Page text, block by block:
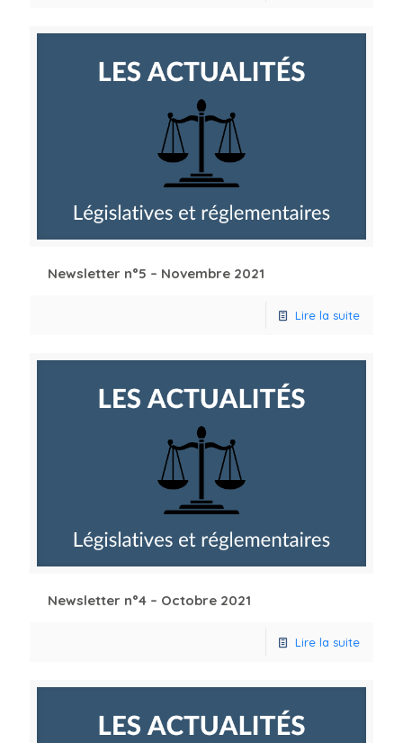
Newsletter n°5 – Novembre 2021
Lire la suite
Newsletter n°4 – Octobre 2021
Lire la suite